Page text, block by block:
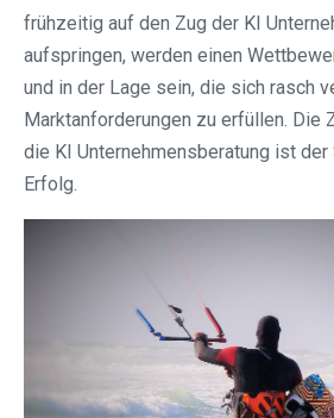
frühzeitig auf den Zug der KI
aufspringen, werden einen
und in der Lage sein, die sich rasch
Marktanforderungen zu erfüllen. Die
die KI Unternehmensberatung ist
Erfolg.